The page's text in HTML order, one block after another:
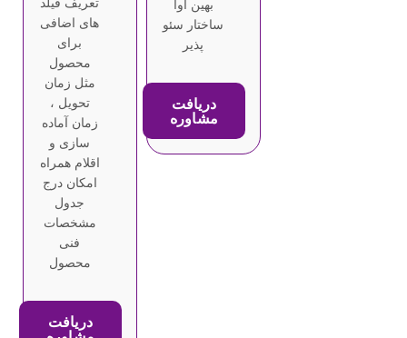
بهین آوا
ساختار سئو
پذیر
دریافت
مشاوره
تعریف فیلد
های اضافی
برای
محصول
مثل زمان
تحویل ،
زمان آماده
سازی و
اقلام همراه
امکان درج
جدول
مشخصات
فنی
محصول
دریافت